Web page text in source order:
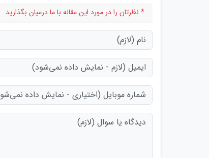
* نظرتان را در مورد این مقاله با ما درمیان بگذارید